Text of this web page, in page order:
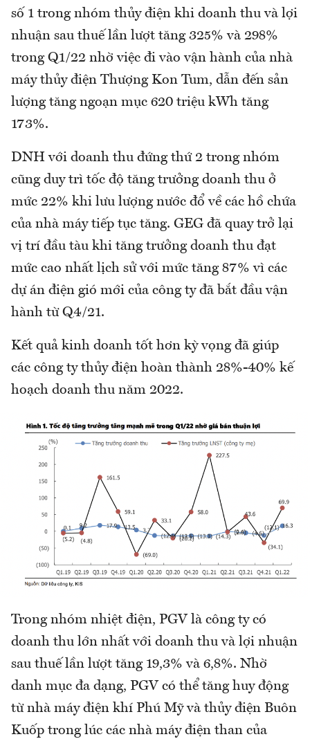
số 1 trong nhóm thủy điện khi doanh thu và lợi
nhuận sau thuế lần lượt tăng 325% và 298%
trong Q1/22 nhờ việc đi vào vận hành của nhà
máy thủy điện Thượng Kon Tum, dẫn đến sản
lượng tăng ngoạn mục 620 triệu kWh tăng
173%.
DNH với doanh thu đứng thứ 2 trong nhóm
cũng duy trì tốc độ tăng trưởng doanh thu ở
mức 22% khi lưu lượng nước đổ về các hồ chứa
của nhà máy tiếp tục tăng. GEG đã quay trở lại
vị trí đầu tàu khi tăng trưởng doanh thu đạt
mức cao nhất lịch sử với mức tăng 87% vì các
dự án điện gió mới của công ty đã bắt đầu vận
hành từ Q4/21.
Kết quả kinh doanh tốt hơn kỳ vọng đã giúp
các công ty thủy điện hoàn thành 28%-40% kế
hoạch doanh thu năm 2022.
Trong nhóm nhiệt điện, PGV là công ty có
doanh thu lớn nhất với doanh thu và lợi nhuận
sau thuế lần lượt tăng 19,3% và 6,8%. Nhờ
danh mục đa dạng, PGV có thể tăng huy động
từ nhà máy điện khí Phú Mỹ và thủy điện Buôn
Kuốp trong lúc các nhà máy điện than của